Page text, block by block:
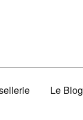
Le Blog